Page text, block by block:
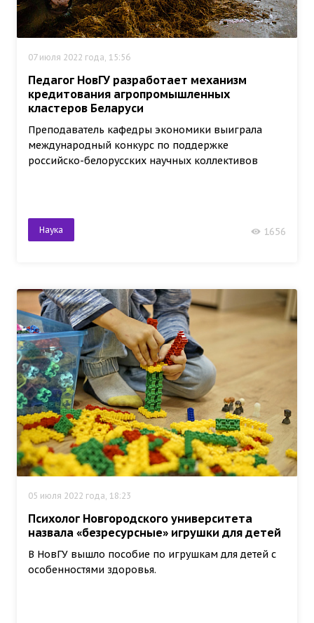
07 июля 2022 года, 15:56
Педагог НовГУ разработает механизм
кредитования агропромышленных
кластеров Беларуси
Преподаватель кафедры экономики выиграла
международный конкурс по поддержке
российско-белорусских научных коллективов
Наука 1656
05 июля 2022 года, 18:23
Психолог Новгородского университета
назвала «безресурсные» игрушки для детей
В НовГУ вышло пособие по игрушкам для детей с
особенностями здоровья.